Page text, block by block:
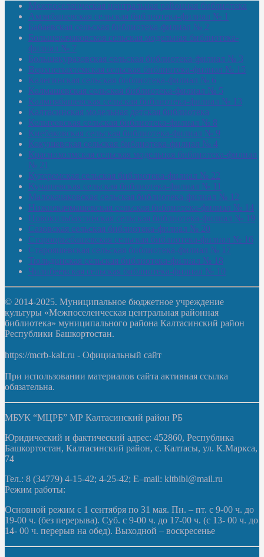
Межпоселенческая центральная районная библиотека
Амзибашевская сельская библиотека-филиал № 1
Бабаевская сельская библиотека-филиал № 2
Большекачаковская сельская модельная библиотека-
филиал № 7
Большекуразовская сельская библиотека-филиал № 3
Верхнетыхтемская сельская библиотека-филиал № 15
Калегинская сельская библиотека-филиал № 6
Калмашевская сельская библиотека-филиал № 5
Калмиябашевская сельская библиотека-филиал № 13
Калтасинская модельная детская библиотека
Кельтеевская сельская библиотека-филиал № 8
Киебаковская сельская библиотека-филиал № 9
Кокушевская сельская библиотека-филиал № 4
Краснохолмская сельская модельная библиотека-филиал
№ 21
Кутеремская сельская библиотека-филиал № 22
Кучашевская сельская библиотека-филиал № 11
Малокачаковская сельская библиотека-филиал № 12
Нижнекачмашевская сельская библиотека-филиал № 14
Новокильбахтинская сельская библиотека-филиал № 19
Сазовская сельская библиотека-филиал № 20
Староорьебашевская сельская библиотека-филиал № 16
Старояшевская сельская библиотека-филиал № 17
Тюльдинская сельская библиотека-филиал № 18
Чилибеевская сельская библиотека-филиал № 10
© 2014-2025. Муниципальное бюджетное учреждение
культуры «Межпоселенческая центральная районная
библиотека» муниципального района Калтасинский район
Республики Башкортостан.
https://mcrb-kalt.ru - Официальный сайт
При использовании материалов сайта активная ссылка
обязательна.
МБУК “МЦРБ” МР Калтасинский район РБ
Юридический и фактический адрес: 452860, Республика
Башкортостан, Калтасинский район, с. Калтасы, ул. К.Маркса,
74
Тел.: 8 (34779) 4-15-42; 4-25-42; E–mail: kltbibl@mail.ru
Режим работы:
Основной режим с 1 сентября по 31 мая. Пн. – пт. с 9-00 ч. до
19-00 ч. (без перерыва). Суб. с 9-00 ч. до 17-00 ч. (с 13- 00 ч. до
14- 00 ч. перерыв на обед). Выходной – воскресенье